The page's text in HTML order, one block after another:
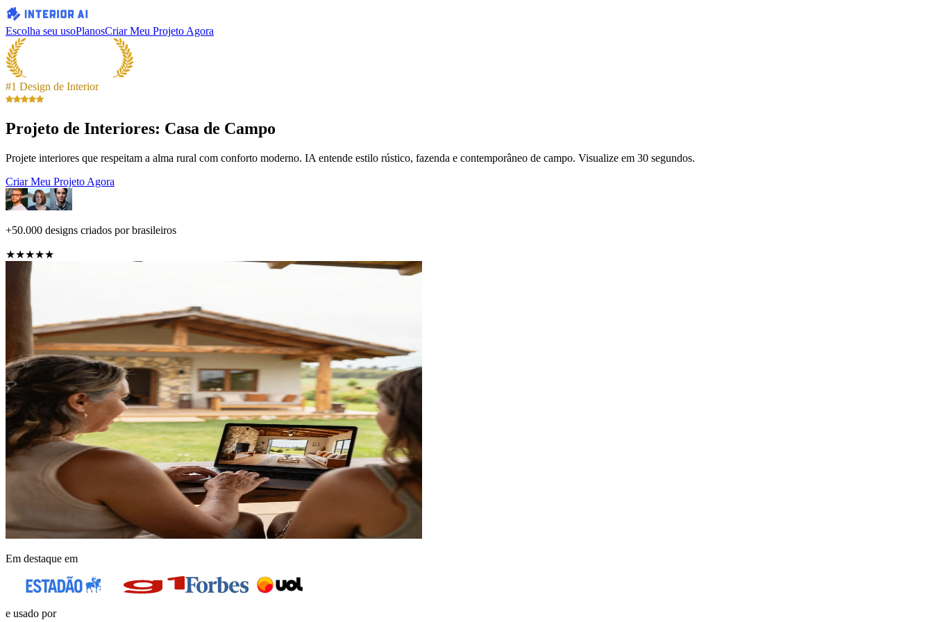
Escolha seu usoPlanosCriar Meu Projeto Agora
#1 Design de Interior
Projeto de Interiores: Casa de Campo
Projete interiores que respeitam a alma rural com conforto moderno. IA entende estilo rústico, fazenda e contemporâneo de campo. Visualize em 30 segundos.
Criar Meu Projeto Agora
+50.000 designs criados por brasileiros
★★★★★
Em destaque em
e usado por